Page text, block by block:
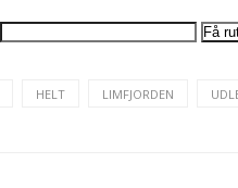
HELT LIMFJORDEN